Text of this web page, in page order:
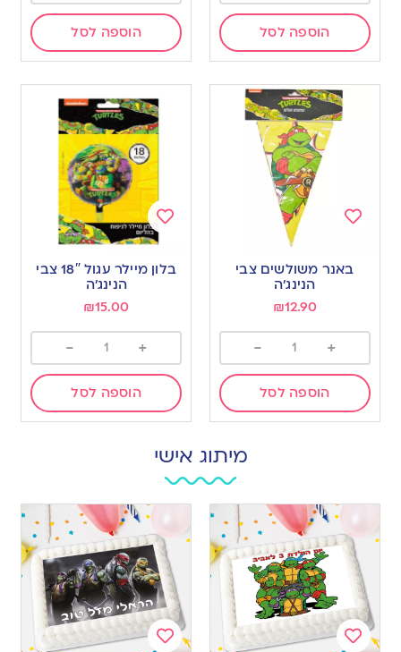
הוספה לסל הוספה לסל
באנר משולשים צבי
הנינג’ה
₪12.90
+
-
הוספה לסל
Add
to
wishlist
בלון מיילר עגול 18″ צבי
הנינג’ה
₪15.00
+
-
הוספה לסל
מיתוג אישי